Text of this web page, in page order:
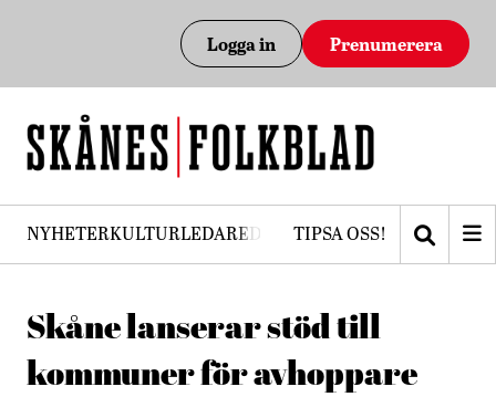
Logga in Prenumerera
NYHETERKULTURLEDAREDEBATTPRENUMERERA
TIPSA OSS!
Skåne lanserar stöd till
kommuner för avhoppare